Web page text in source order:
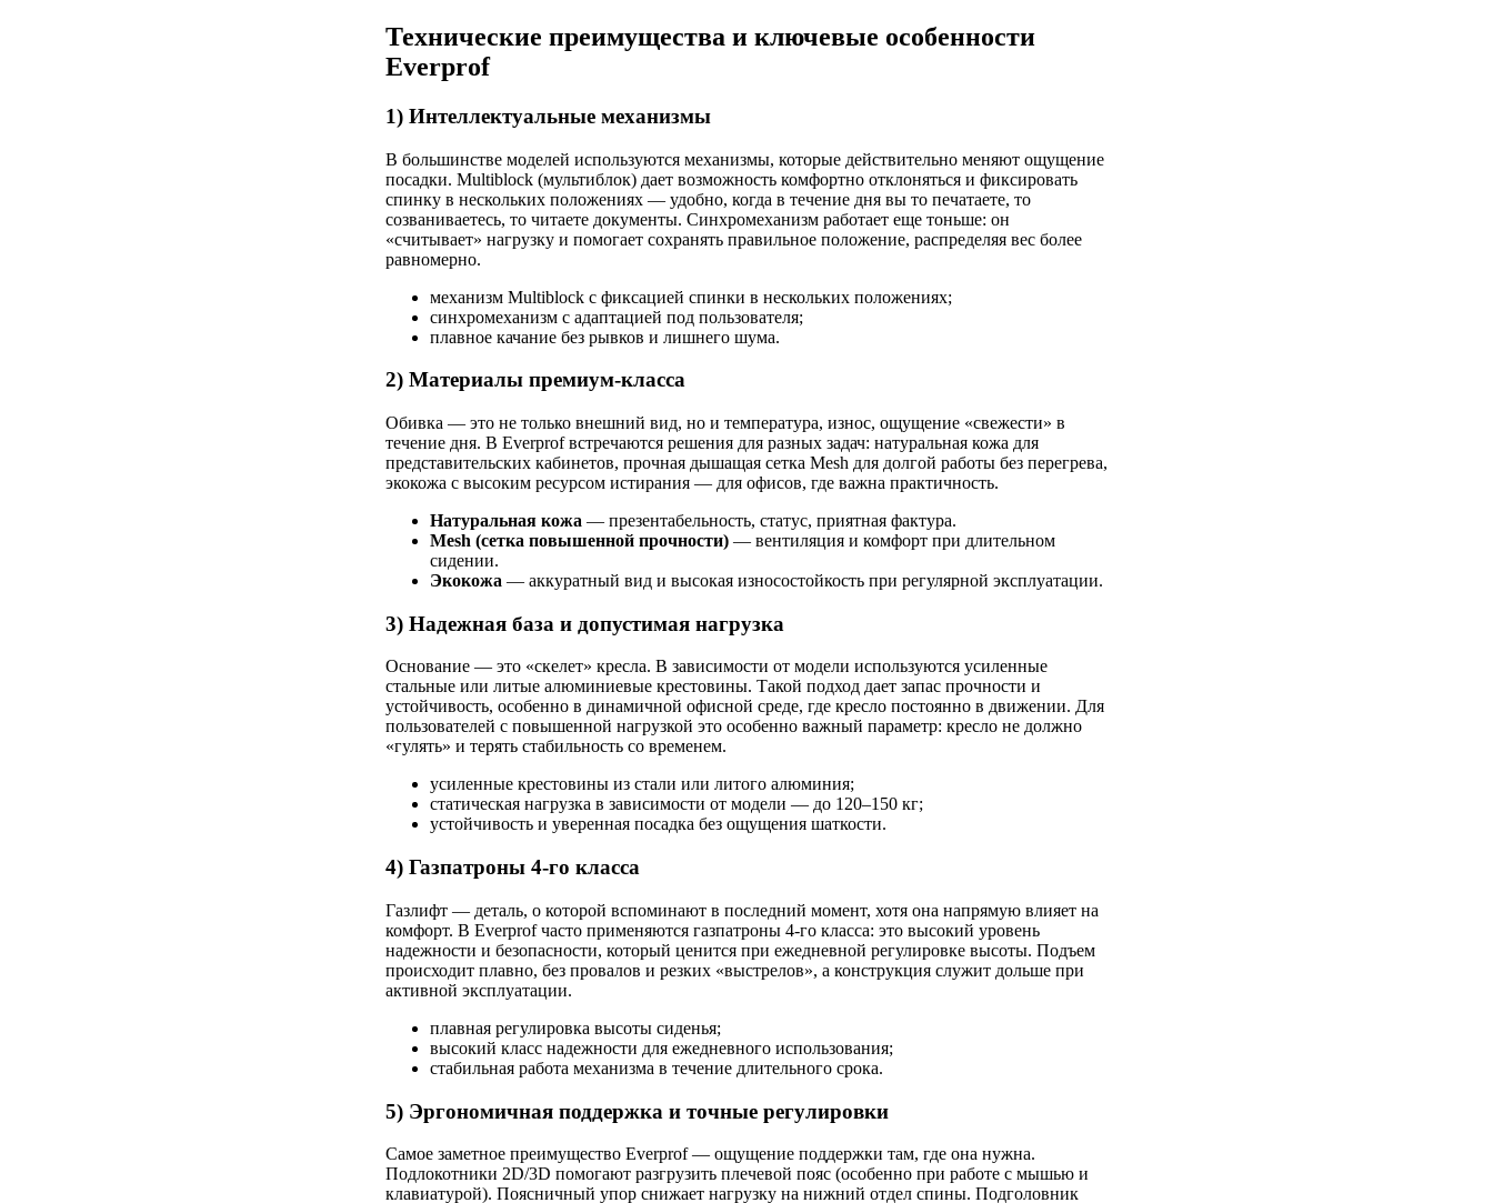
Технические преимущества и ключевые особенности
Everprof
1) Интеллектуальные механизмы
В большинстве моделей используются механизмы, которые действительно меняют ощущение
посадки. Multiblock (мультиблок) дает возможность комфортно отклоняться и фиксировать
спинку в нескольких положениях — удобно, когда в течение дня вы то печатаете, то
созваниваетесь, то читаете документы. Синхромеханизм работает еще тоньше: он
«считывает» нагрузку и помогает сохранять правильное положение, распределяя вес более
равномерно.
механизм Multiblock с фиксацией спинки в нескольких положениях;
синхромеханизм с адаптацией под пользователя;
плавное качание без рывков и лишнего шума.
2) Материалы премиум-класса
Обивка — это не только внешний вид, но и температура, износ, ощущение «свежести» в
течение дня. В Everprof встречаются решения для разных задач: натуральная кожа для
представительских кабинетов, прочная дышащая сетка Mesh для долгой работы без перегрева,
экокожа с высоким ресурсом истирания — для офисов, где важна практичность.
Натуральная кожа — презентабельность, статус, приятная фактура.
Mesh (сетка повышенной прочности) — вентиляция и комфорт при длительном
сидении.
Экокожа — аккуратный вид и высокая износостойкость при регулярной эксплуатации.
3) Надежная база и допустимая нагрузка
Основание — это «скелет» кресла. В зависимости от модели используются усиленные
стальные или литые алюминиевые крестовины. Такой подход дает запас прочности и
устойчивость, особенно в динамичной офисной среде, где кресло постоянно в движении. Для
пользователей с повышенной нагрузкой это особенно важный параметр: кресло не должно
«гулять» и терять стабильность со временем.
усиленные крестовины из стали или литого алюминия;
статическая нагрузка в зависимости от модели — до 120–150 кг;
устойчивость и уверенная посадка без ощущения шаткости.
4) Газпатроны 4-го класса
Газлифт — деталь, о которой вспоминают в последний момент, хотя она напрямую влияет на
комфорт. В Everprof часто применяются газпатроны 4-го класса: это высокий уровень
надежности и безопасности, который ценится при ежедневной регулировке высоты. Подъем
происходит плавно, без провалов и резких «выстрелов», а конструкция служит дольше при
активной эксплуатации.
плавная регулировка высоты сиденья;
высокий класс надежности для ежедневного использования;
стабильная работа механизма в течение длительного срока.
5) Эргономичная поддержка и точные регулировки
Самое заметное преимущество Everprof — ощущение поддержки там, где она нужна.
Подлокотники 2D/3D помогают разгрузить плечевой пояс (особенно при работе с мышью и
клавиатурой). Поясничный упор снижает нагрузку на нижний отдел спины. Подголовник